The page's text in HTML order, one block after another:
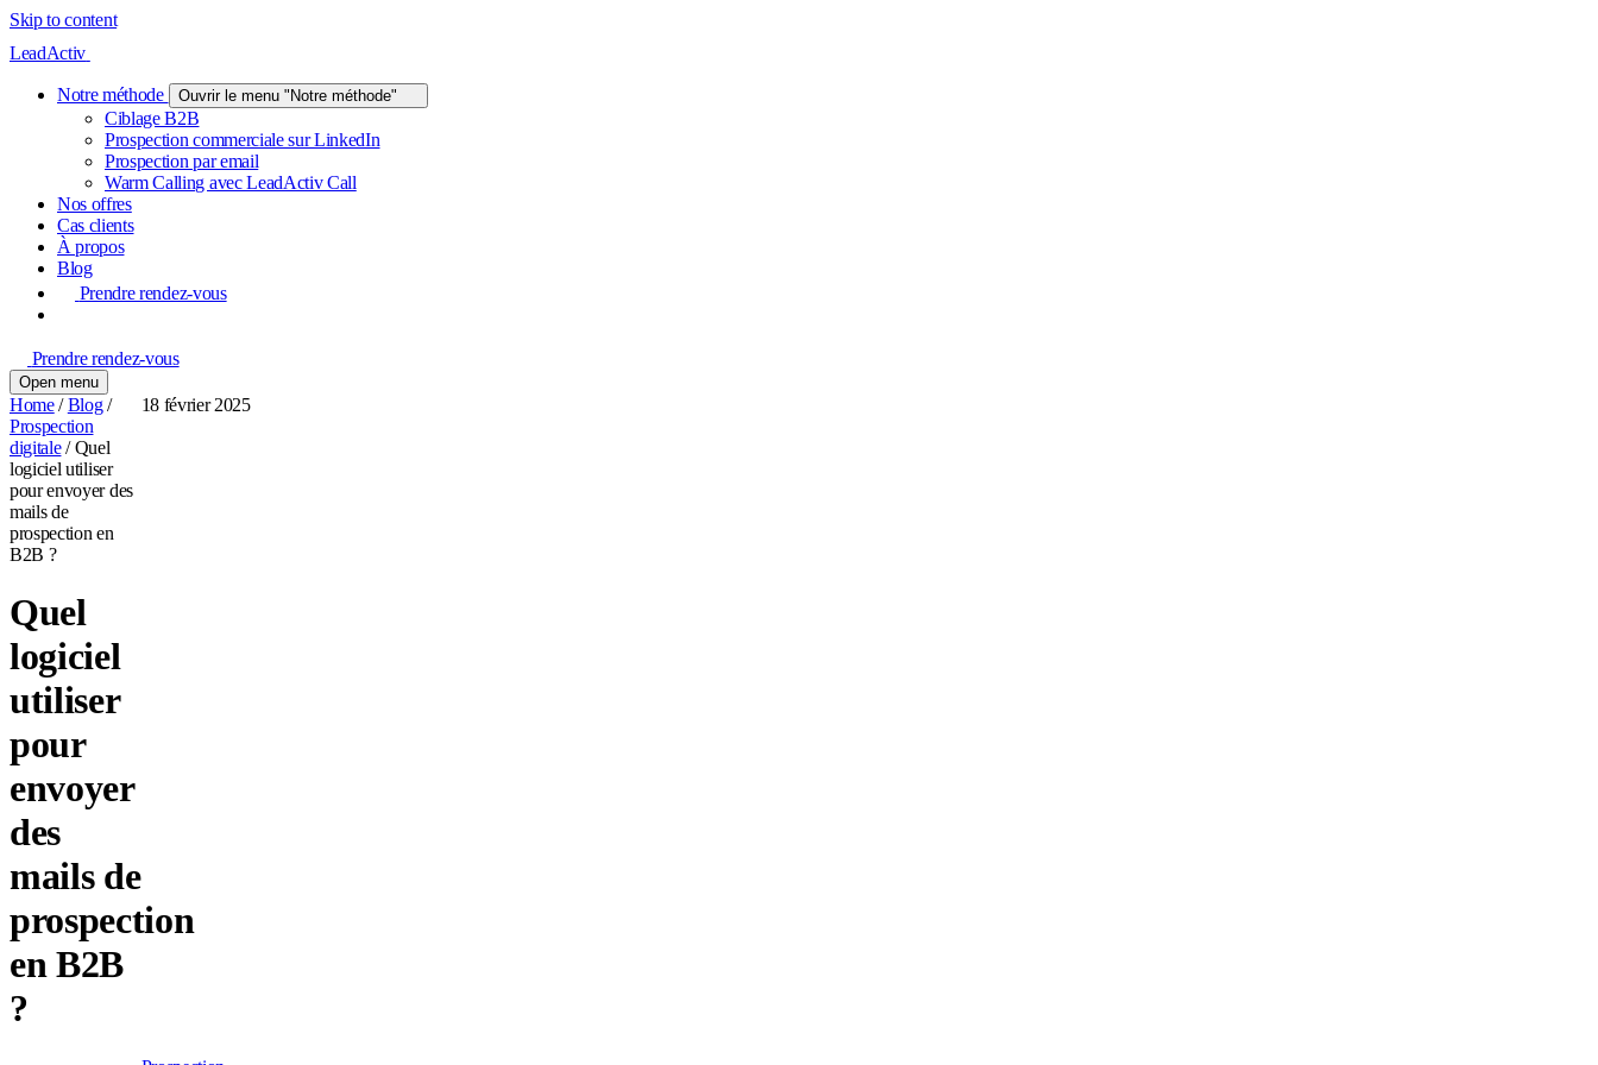
Skip to content
LeadActiv
Notre méthode Ouvrir le menu "Notre méthode"
Ciblage B2B
Prospection commerciale sur LinkedIn
Prospection par email
Warm Calling avec LeadActiv Call
Nos offres
Cas clients
À propos
Blog
Prendre rendez-vous
Prendre rendez-vous
Open menu
Home/Blog/
Prospection
digitale/Quel
logiciel utiliser
pour envoyer des
mails de
prospection en
B2B ?
Quel
logiciel
utiliser
pour
envoyer
des
mails de
prospection
en B2B
?
18 février 2025